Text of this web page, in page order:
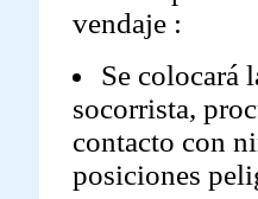
vendaje :
Se colocará
socorrista,
contacto con
posiciones